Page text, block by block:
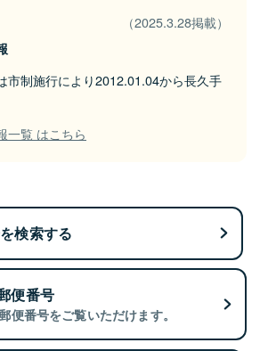
（2025.3.28掲載）
市制施行により2012.01.04から長久手
一覧 はこちら
検索する
便番号
便番号をご覧いただけます。